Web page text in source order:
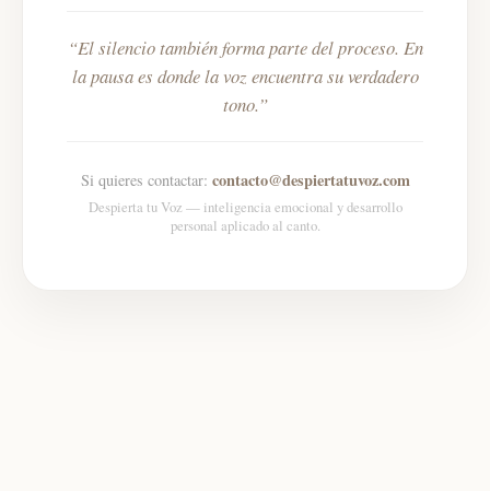
El silencio también forma parte del proceso. En
la pausa es donde la voz encuentra su verdadero
tono.
Si quieres contactar: contacto@despiertatuvoz.com
Despierta tu Voz — inteligencia emocional y desarrollo
personal aplicado al canto.